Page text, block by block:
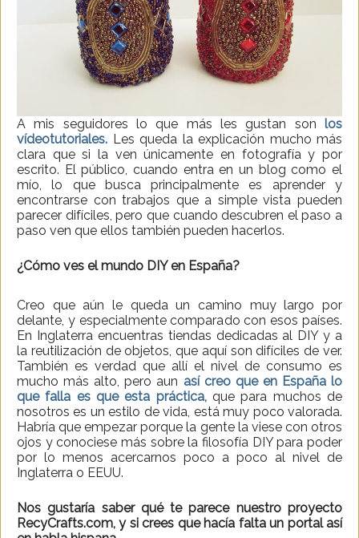
A mis seguidores lo que más les gustan son los
vídeotutoriales. Les queda la explicación mucho más
clara que si la ven únicamente en fotografía y por
escrito. El público, cuando entra en un blog como el
mío, lo que busca principalmente es aprender y
encontrarse con trabajos que a simple vista pueden
parecer difíciles, pero que cuando descubren el paso a
paso ven que ellos también pueden hacerlos.
¿Cómo ves el mundo DIY en España?
Creo que aún le queda un camino muy largo por
delante, y especialmente comparado con esos países.
En Inglaterra encuentras tiendas dedicadas al DIY y a
la reutilización de objetos, que aquí son difíciles de ver.
También es verdad que allí el nivel de consumo es
mucho más alto, pero aun así creo que en España lo
que falla es que esta práctica, que para muchos de
nosotros es un estilo de vida, está muy poco valorada.
Habría que empezar porque la gente la viese con otros
ojos y conociese más sobre la filosofía DIY para poder
por lo menos acercarnos poco a poco al nivel de
Inglaterra o EEUU.
Nos gustaría saber qué te parece nuestro proyecto
RecyCrafts.com, y si crees que hacía falta un portal así